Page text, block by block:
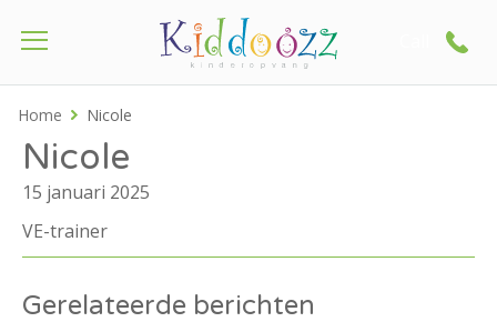
Home Nicole
Nicole
15 januari 2025
VE-trainer
Gerelateerde berichten